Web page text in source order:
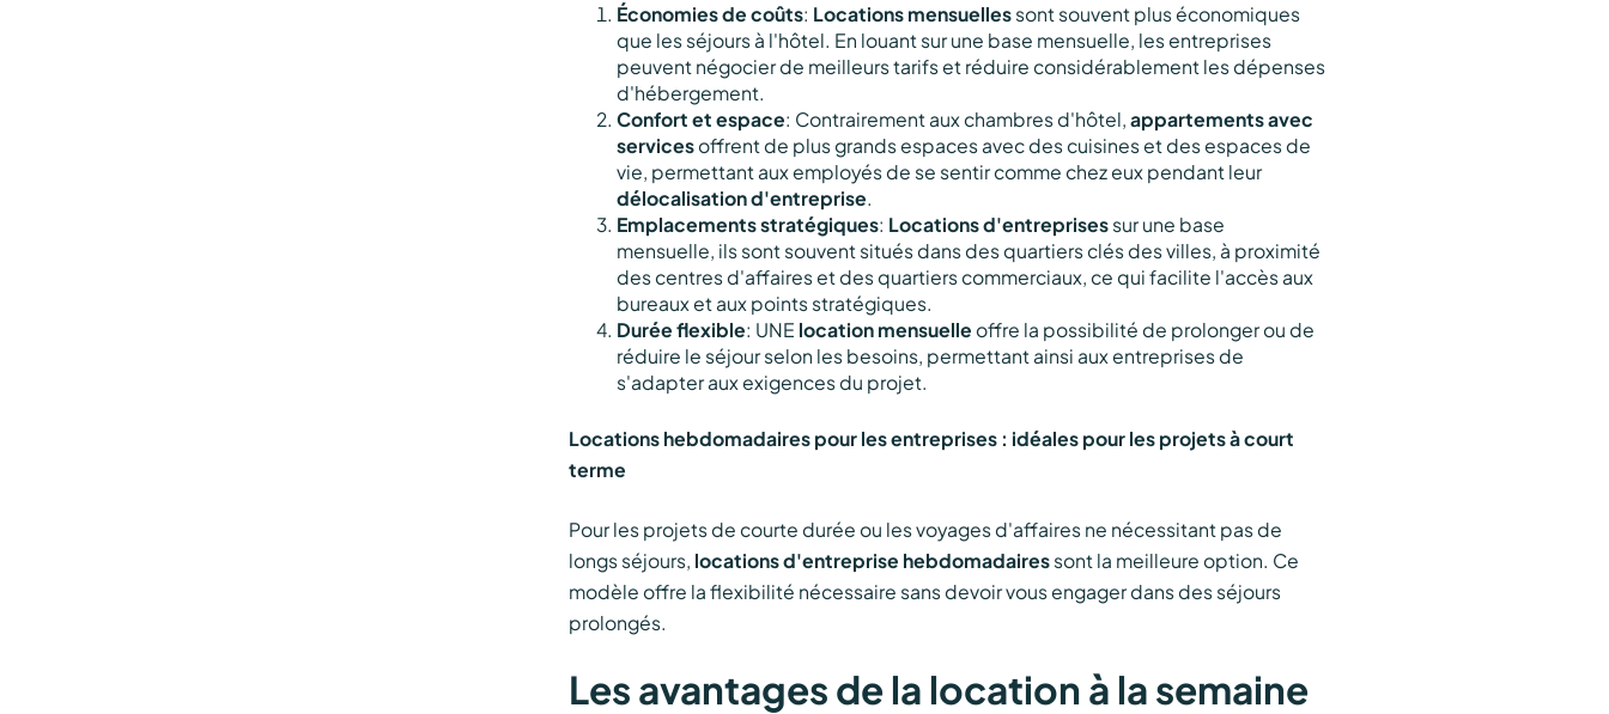
Économies de coûts: Locations mensuellessont souvent plus économiques
que les séjours à l'hôtel. En louant sur une base mensuelle, les entreprises
peuvent négocier de meilleurs tarifs et réduire considérablement les dépenses
d'hébergement.
Confort et espace: Contrairement aux chambres d'hôtel, appartements avec
servicesoffrent de plus grands espaces avec des cuisines et des espaces de
vie, permettant aux employés de se sentir comme chez eux pendant leur
délocalisation d'entreprise.
Emplacements stratégiques: Locations d'entreprisessur une base
mensuelle, ils sont souvent situés dans des quartiers clés des villes, à proximité
des centres d'affaires et des quartiers commerciaux, ce qui facilite l'accès aux
bureaux et aux points stratégiques.
Durée flexible: UNE location mensuelle offre la possibilité de prolonger ou de
réduire le séjour selon les besoins, permettant ainsi aux entreprises de
s'adapter aux exigences du projet.
Locations hebdomadaires pour les entreprises : idéales pour les projets à court
terme
Pour les projets de courte durée ou les voyages d'affaires ne nécessitant pas de
longs séjours, locations d'entreprise hebdomadairessont la meilleure option. Ce
modèle offre la flexibilité nécessaire sans devoir vous engager dans des séjours
prolongés.
Les avantages de la location à la semaine